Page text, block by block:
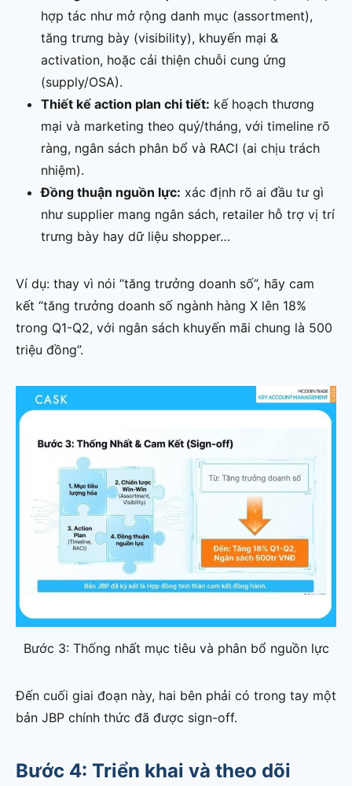
hợp tác như mở rộng danh mục (assortment),
tăng trưng bày (visibility), khuyến mại &
activation, hoặc cải thiện chuỗi cung ứng
(supply/OSA).
Thiết kế action plan chi tiết: kế hoạch thương
mại và marketing theo quý/tháng, với timeline rõ
ràng, ngân sách phân bổ và RACI (ai chịu trách
nhiệm).
Đồng thuận nguồn lực: xác định rõ ai đầu tư gì
như supplier mang ngân sách, retailer hỗ trợ vị trí
trưng bày hay dữ liệu shopper…
Ví dụ: thay vì nói “tăng trưởng doanh số”, hãy cam
kết “tăng trưởng doanh số ngành hàng X lên 18%
trong Q1-Q2, với ngân sách khuyến mãi chung là 500
triệu đồng”.
Bước 3: Thống nhất mục tiêu và phân bổ nguồn lực
Đến cuối giai đoạn này, hai bên phải có trong tay một
bản JBP chính thức đã được sign-off.
Bước 4: Triển khai và theo dõi